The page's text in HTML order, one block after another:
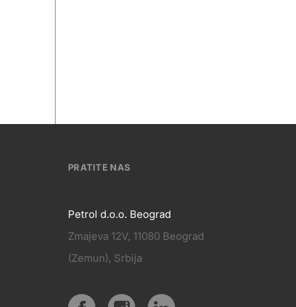
PRATITE NAS
PRATITE
Petrol d.o.o. Beograd
Zmajeva 12V, 11080 Beograd
(Zemun), Srbija